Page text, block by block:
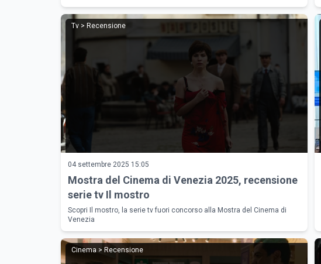
Tv > Recensione
04 settembre 2025 15:05
Mostra del Cinema di Venezia 2025, recensione
serie tv Il mostro
Scopri Il mostro, la serie tv fuori concorso alla Mostra del Cinema di
Venezia
Cinema > Recensione